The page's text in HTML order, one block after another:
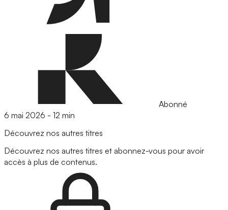
Abonné
6 mai 2026 - 12 min
Découvrez nos autres titres
Découvrez nos autres titres et abonnez-vous pour avoir
accès à plus de contenus.